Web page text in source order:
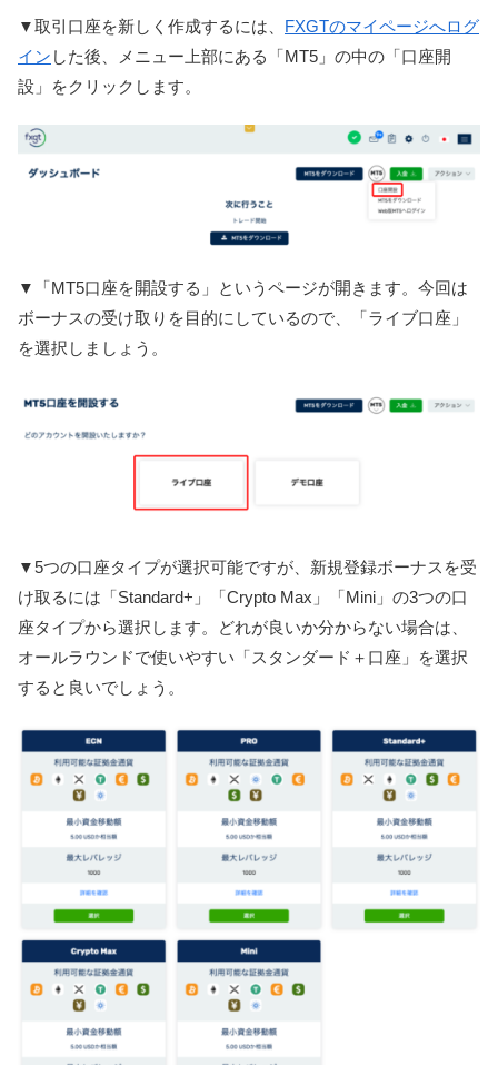
▼取引口座を新しく作成するには、 FXGTのマイページへログ
イン した後、メニュー上部にある「MT5」の中の「口座開
設」をクリックします。
▼「MT5口座を開設する」というページが開きます。今回は
ボーナスの受け取りを目的にしているので、「ライブ口座」
を選択しましょう。
▼5つの口座タイプが選択可能ですが、新規登録ボーナスを受
け取るには「Standard+」「Crypto Max」「Mini」の3つの口
座タイプから選択します。どれが良いか分からない場合は、
オールラウンドで使いやすい「スタンダード＋口座」を選択
すると良いでしょう。